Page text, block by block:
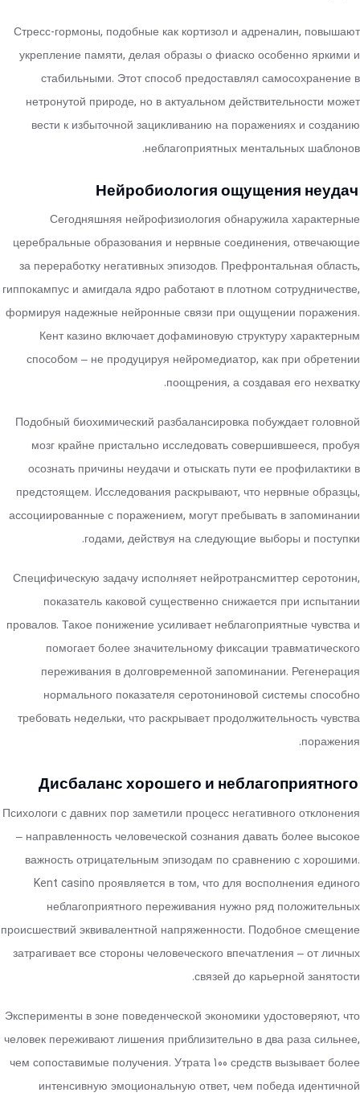
Стресс-гормоны, подобные как кортизол и адреналин, повышают
укрепление памяти, делая образы о фиаско особенно яркими и
стабильными. Этот способ предоставлял самосохранение в
нетронутой природе, но в актуальном действительности может
вести к избыточной зацикливанию на поражениях и созданию
неблагоприятных ментальных шаблонов.
Нейробиология ощущения неудач
Сегодняшняя нейрофизиология обнаружила характерные
церебральные образования и нервные соединения, отвечающие
за переработку негативных эпизодов. Префронтальная область,
гиппокампус и амигдала ядро работают в плотном сотрудничестве,
формируя надежные нейронные связи при ощущении поражения.
Кент казино включает дофаминовую структуру характерным
способом – не продуцируя нейромедиатор, как при обретении
поощрения, а создавая его нехватку.
Подобный биохимический разбалансировка побуждает головной
мозг крайне пристально исследовать совершившееся, пробуя
осознать причины неудачи и отыскать пути ее профилактики в
предстоящем. Исследования раскрывают, что нервные образцы,
ассоциированные с поражением, могут пребывать в запоминании
годами, действуя на следующие выборы и поступки.
Специфическую задачу исполняет нейротрансмиттер серотонин,
показатель каковой существенно снижается при испытании
провалов. Такое понижение усиливает неблагоприятные чувства и
помогает более значительному фиксации травматического
переживания в долговременной запоминании. Регенерация
нормального показателя серотониновой системы способно
требовать недельки, что раскрывает продолжительность чувства
поражения.
Дисбаланс хорошего и неблагоприятного
Психологи с давних пор заметили процесс негативного отклонения
– направленность человеческой сознания давать более высокое
важность отрицательным эпизодам по сравнению с хорошими.
Kent casino проявляется в том, что для восполнения единого
неблагоприятного переживания нужно ряд положительных
происшествий эквивалентной напряженности. Подобное смещение
затрагивает все стороны человеческого впечатления – от личных
связей до карьерной занятости.
Эксперименты в зоне поведенческой экономики удостоверяют, что
человек переживают лишения приблизительно в два раза сильнее,
чем сопоставимые получения. Утрата 100 средств вызывает более
интенсивную эмоциональную ответ, чем победа идентичной